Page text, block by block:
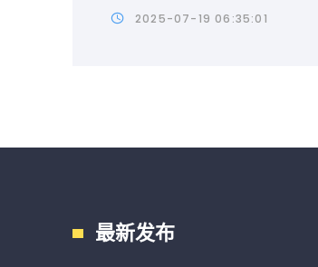
2025-07-19 06:35:01
最新发布